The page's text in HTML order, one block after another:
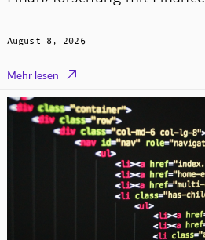
August 8, 2026
Mehr lesen 